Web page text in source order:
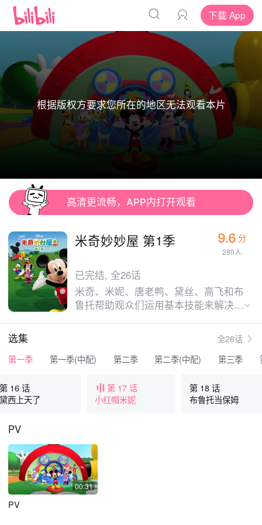
下载 App
根据版权方要求您所在的地区无法观看本片
高清更流畅，APP内打开观看
米奇妙妙屋 第1季 9.6 分
280人
已完结, 全26话
米奇、米妮、唐老鸭、黛丝、高飞和布
鲁托帮助观众们运用基本技能来解决学
到十等等。米奇不断鼓励观众们做出反
应并积极参与，共同开动脑筋完成多个
趣妙的任务，找出解决眼前问题的最好
动之旅。
选集
全26话
第一季
第一季(中配) 第二季 第二季(中配) 第三季
第 16 话
黛西上天了
第 17 话
小红帽米妮
第 18 话
布鲁托当保姆
PV
00:31
PV